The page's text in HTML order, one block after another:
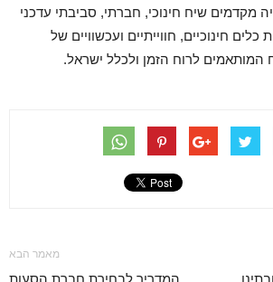
מקדמים שיח חינוכי, חברתי, סביבתי עדכני
חינוכיים, חווייתיים ועכשוויים של
המותאמים לרוח הזמן ולכלל ישראל.
מאמר הבא